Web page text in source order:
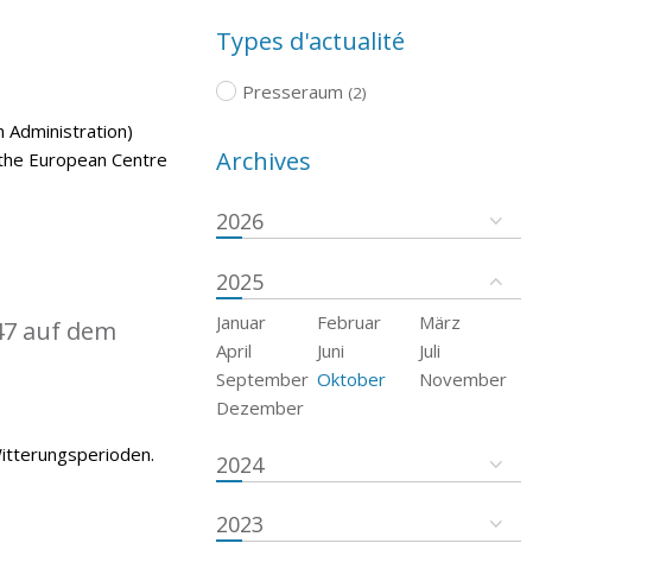
Administration)
European Centre
auf dem
Types d'actualité
Presseraum (2)
Archives
2026
2025
Januar Februar
März
April
Juni
Juli
September Oktober
November
Dezember
2024
2023